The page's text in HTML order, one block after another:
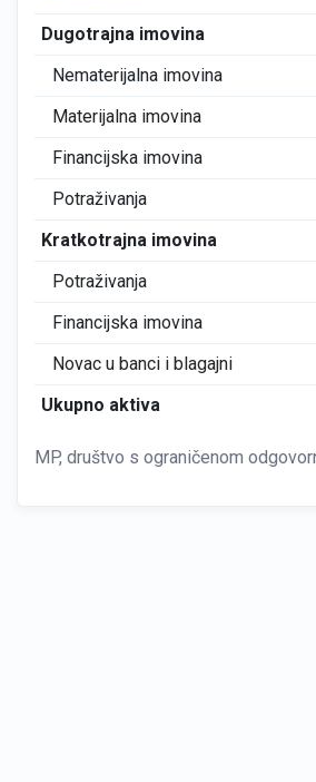
Dugotrajna imovina
Nematerijalna imovina
Materijalna imovina
Financijska imovina
Potraživanja
Kratkotrajna imovina
Potraživanja
Financijska imovina
Novac u banci i blagajni
Ukupno aktiva
MP, društvo s ograničenom